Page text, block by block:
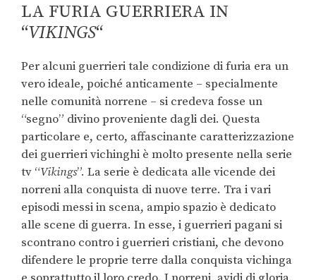
LA FURIA GUERRIERA IN
“VIKINGS“
Per alcuni guerrieri tale condizione di furia era un
vero ideale, poiché anticamente – specialmente
nelle comunità norrene – si credeva fosse un
“segno” divino proveniente dagli dei. Questa
particolare e, certo, affascinante caratterizzazione
dei guerrieri vichinghi è molto presente nella serie
tv “Vikings”. La serie è dedicata alle vicende dei
norreni alla conquista di nuove terre. Tra i vari
episodi messi in scena, ampio spazio è dedicato
alle scene di guerra. In esse, i guerrieri pagani si
scontrano contro i guerrieri cristiani, che devono
difendere le proprie terre dalla conquista vichinga